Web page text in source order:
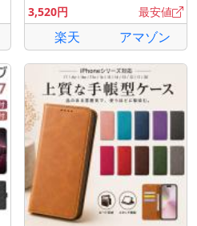
3,520円
最安値
楽天 アマゾン